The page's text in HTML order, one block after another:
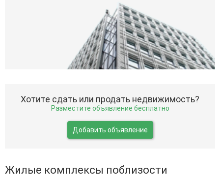
Хотите сдать или продать недвижимость?
Разместите объявление бесплатно
Добавить объявление
Жилые комплексы поблизости